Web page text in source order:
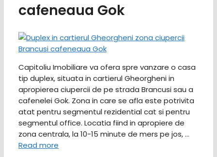
cafeneaua Gok
Capitoliu Imobiliare va ofera spre vanzare o casa
tip duplex, situata in cartierul Gheorgheni in
apropierea ciupercii de pe strada Brancusi sau a
cafenelei Gok. Zona in care se afla este potrivita
atat pentru segmentul rezidential cat si pentru
segmentul office. Locatia fiind in apropiere de
zona centrala, la 10-15 minute de mers pe jos, …
Read more